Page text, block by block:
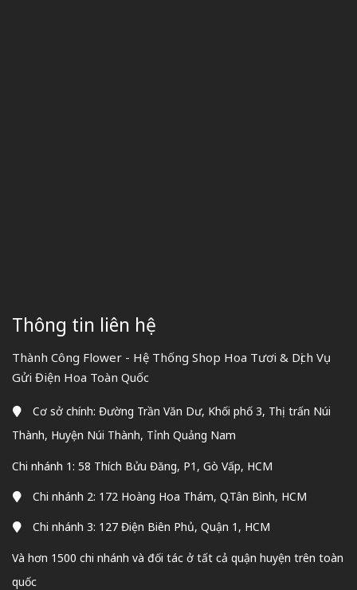
Thông tin liên hệ
Thành Công Flower - Hệ Thống Shop Hoa Tươi & Dịch Vụ
Gửi Điện Hoa Toàn Quốc
Cơ sở chính: Đường Trần Văn Dư, Khối phố 3, Thị trấn Núi
Thành, Huyện Núi Thành, Tỉnh Quảng Nam
Chi nhánh 1: 58 Thích Bửu Đăng, P1, Gò Vấp, HCM
Chi nhánh 2: 172 Hoàng Hoa Thám, Q.Tân Bình, HCM
Chi nhánh 3: 127 Điện Biên Phủ, Quận 1, HCM
Và hơn 1500 chi nhánh và đối tác ở tất cả quận huyện trên toàn
quốc